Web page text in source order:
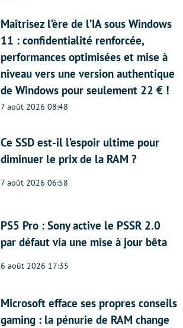
Maîtrisez l’ère de l’IA sous Windows
11 : confidentialité renforcée,
performances optimisées et mise à
niveau vers une version authentique
de Windows pour seulement 22 € !
7 août 2026 08:48
Ce SSD est-il l’espoir ultime pour
diminuer le prix de la RAM ?
7 août 2026 06:58
PS5 Pro : Sony active le PSSR 2.0
par défaut via une mise à jour bêta
6 août 2026 17:35
Microsoft efface ses propres conseils
gaming : la pénurie de RAM change